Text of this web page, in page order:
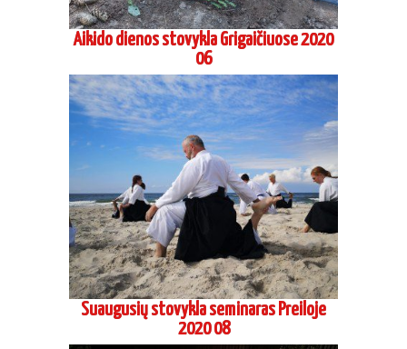
Aikido dienos stovykla Grigaičiuose 2020
06
Suaugusių stovykla seminaras Preiloje
2020 08